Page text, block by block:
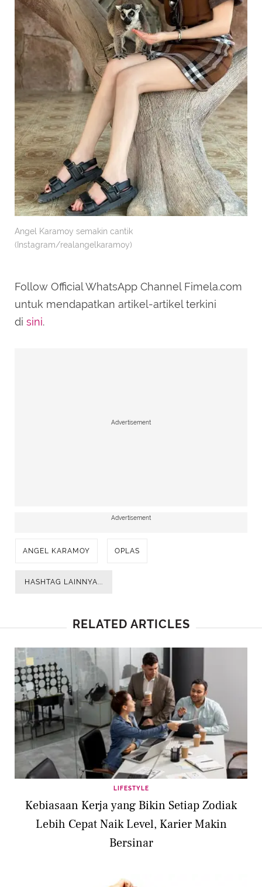
Angel Karamoy semakin cantik
(Instagram/realangelkaramoy)
Follow Official WhatsApp Channel Fimela.com
untuk mendapatkan artikel-artikel terkini
di sini.
Advertisement
Advertisement
ANGEL KARAMOY OPLAS
HASHTAG LAINNYA...
RELATED ARTICLES
LIFESTYLE
Kebiasaan Kerja yang Bikin Setiap Zodiak
Lebih Cepat Naik Level, Karier Makin
Bersinar